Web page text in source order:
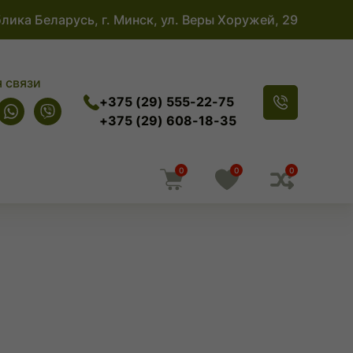
Беларусь, г. Минск, ул. Веры Хоружей, 29
связи
+375 (29) 555-22-75
+375 (29) 608-18-35
0 0 0